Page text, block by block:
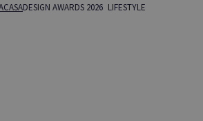
DESIGN AWARDS 2026 LIFESTYLE